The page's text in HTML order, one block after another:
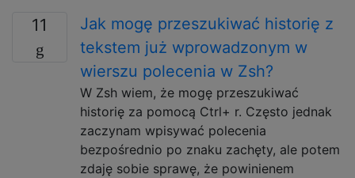
11
Jak mogę przeszukiwać historię z
tekstem już wprowadzonym w
wierszu polecenia w Zsh?
W Zsh wiem, że mogę przeszukiwać
historię za pomocą Ctrl+ r. Często jednak
zaczynam wpisywać polecenia
bezpośrednio po znaku zachęty, ale potem
zdaję sobie sprawę, że powinienem